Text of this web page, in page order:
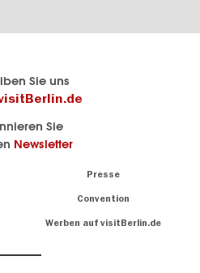
Sie uns
Sie
Newsletter
Presse
Convention
Werben auf visitBerlin.de